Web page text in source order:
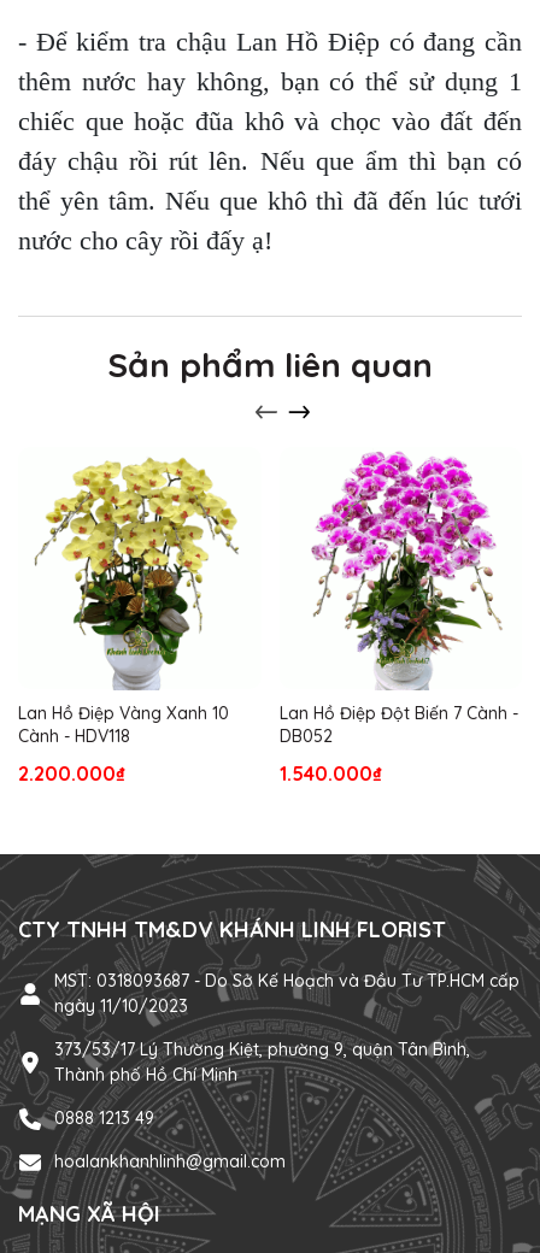
- Để kiểm tra chậu Lan Hồ Điệp có đang cần
thêm nước hay không, bạn có thể sử dụng 1
chiếc que hoặc đũa khô và chọc vào đất đến
đáy chậu rồi rút lên. Nếu que ẩm thì bạn có
thể yên tâm. Nếu que khô thì đã đến lúc tưới
nước cho cây rồi đấy ạ!
Sản phẩm liên quan
Lan Hồ Điệp Vàng Xanh 10
Cành - HDV118
2.200.000₫
Lan Hồ Điệp Đột Biến 7 Cành -
DB052
1.540.000₫
CTY TNHH TM&DV KHÁNH LINH FLORIST
MST: 0318093687 - Do Sở Kế Hoạch và Đầu Tư TP.HCM cấp
ngày 11/10/2023
373/53/17 Lý Thường Kiệt, phường 9, quận Tân Bình,
Thành phố Hồ Chí Minh
0888 1213 49
hoalankhanhlinh@gmail.com
MẠNG XÃ HỘI